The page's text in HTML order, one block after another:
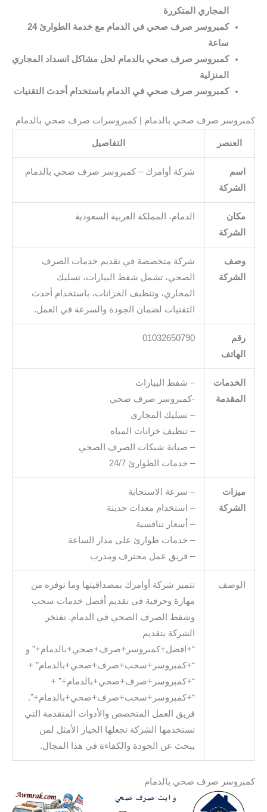
المجاري المتكررة
كمبروسر صرف صحي في الدمام مع خدمة الطوارئ 24
ساعة
كمبروسر صرف صحي بالدمام لحل مشاكل انسداد المجاري
المنزلية
كمبروسر صرف صحي في الدمام باستخدام أحدث التقنيات
كمبروسر صرف صحي بالدمام | كمبروسرات صرف صحي بالدمام
العنصر التفاصيل
اسم
الشركة
شركة أوامرك – كمبروسر صرف صحي بالدمام
مكان
الشركة
الدمام، المملكة العربية السعودية
وصف
الشركة
شركة متخصصة في تقديم خدمات الصرف
الصحي، تشمل شفط البيارات، تسليك
المجاري، وتنظيف الخزانات، باستخدام أحدث
التقنيات لضمان الجودة والسرعة في العمل.
رقم
الهاتف
01032650790
الخدمات
المقدمة
– شفط البيارات
-كمبروسر صرف صحي
– تسليك المجاري
– تنظيف خزانات المياه
– صيانة شبكات الصرف الصحي
– خدمات الطوارئ 24/7
ميزات
الشركة
– سرعة الاستجابة
– استخدام معدات حديثة
– أسعار تنافسية
– خدمات طوارئ على مدار الساعة
– فريق عمل محترف ومدرب
الوصف
تتميز شركة أوامرك بمصداقيتها وما توفره من
مهارة وحرفية في تقديم أفضل خدمات سحب
وشفط الصرف الصحي في الدمام. تفتخر
الشركة بتقديم
“+افضل+كمبروسر+صرف+صحي+بالدمام+” و
“+كمبروسر+سحب+صرف+صحي+بالدمام” +
“+كمبروسر+صرف+صحي+بالدمام+” +
“+كمبروسر+سحب+صرف+صحي+بالدمام+”.
فريق العمل المتخصص والأدوات المتقدمة التي
تستخدمها الشركة تجعلها الخيار الأمثل لمن
يبحث عن الجودة والكفاءة في هذا المجال.
كمبروسر صرف صحي بالدمام